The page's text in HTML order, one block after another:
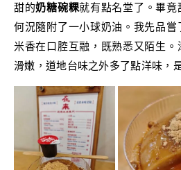
甜的奶糖碗粿就有點名堂了。畢
何況隨附了一小球奶油。我先品
米香在口腔互融，既熟悉又陌生
滑嫩，道地台味之外多了點洋味，